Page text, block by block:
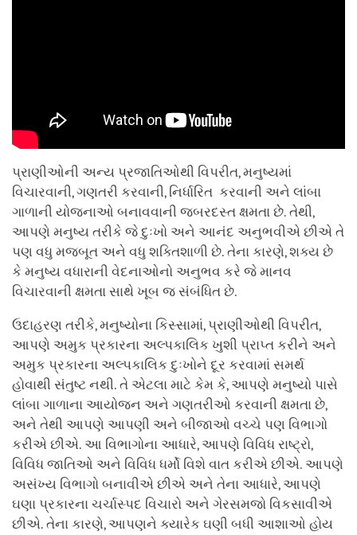
પ્રાણીઓની અન્ય પ્રજાતિઓથી વિપરીત, મનુષ્યમાં
વિચારવાની, ગણતરી કરવાની, નિર્ધારિત કરવાની અને લાંબા
ગાળાની યોજનાઓ બનાવવાની જબરદસ્ત ક્ષમતા છે. તેથી,
આપણે મનુષ્ય તરીકે જે દુઃખો અને આનંદ અનુભવીએ છીએ તે
પણ વધુ મજબૂત અને વધુ શક્તિશાળી છે. તેના કારણે, શક્ય છે
કે મનુષ્ય વધારાની વેદનાઓનો અનુભવ કરે જે માનવ
વિચારવાની ક્ષમતા સાથે ખૂબ જ સંબંધિત છે.
ઉદાહરણ તરીકે, મનુષ્યોના કિસ્સામાં, પ્રાણીઓથી વિપરીત,
આપણે અમુક પ્રકારના અલ્પકાલિક ખુશી પ્રાપ્ત કરીને અને
અમુક પ્રકારના અલ્પકાલિક દુઃખોને દૂર કરવામાં સમર્થ
હોવાથી સંતુષ્ટ નથી. તે એટલા માટે કેમ કે, આપણે મનુષ્યો પાસે
લાંબા ગાળાના આયોજન અને ગણતરીઓ કરવાની ક્ષમતા છે,
અને તેથી આપણે આપણી અને બીજાઓ વચ્ચે પણ વિભાગો
કરીએ છીએ. આ વિભાગોના આધારે, આપણે વિવિધ રાષ્ટ્રો,
વિવિધ જાતિઓ અને વિવિધ ધર્મો વિશે વાત કરીએ છીએ. આપણે
અસંખ્ય વિભાગો બનાવીએ છીએ અને તેના આધારે, આપણે
ઘણા પ્રકારના ચર્ચાસ્પદ વિચારો અને ગેરસમજો વિકસાવીએ
છીએ. તેના કારણે, આપણને ક્યારેક ઘણી બધી આશાઓ હોય